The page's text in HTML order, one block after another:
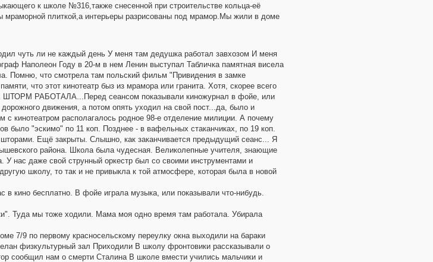
к школе №316,также снесенной при строительстве кольца-её
мраморной плиткой,а интерьеры разрисованы под мрамор.Мы жили в доме
чуть ли не каждый день У меня там дедушка работал завхозом И меня
Наполеон Году в 20-м в нем Ленин выступал Табличка памятная висела
Помню, что смотрела там польский фильм "Привидения в замке
что этот кинотеатр быз из мрамора или гранита. Хотя, скорее всего
ШТОРМ РАБОТАЛА...Перед сеансом показывали киножурнал в фойе, или
движения, а потом опять уходил на свой пост...да, было и
кинотеатром располагалось родное 98-е отделение милиции. А почему
было "эскимо" по 11 коп. Позднее - в вафельных стаканчиках, по 19 коп.
Ещё закрыты. Слышно, как заканчивается предыдущий сеанс... Я
района. Школа была чудесная. Великолепные учителя, знающие
нас даже свой струнный оркестр был со своими инструментами и
школу, то так и не привыкла к той атмосфере, которая была в новой
в кино бесплатно. В фойе играла музыка, или показывали что-нибудь.
Туда мы тоже ходили. Мама моя одно время там работала. Убирала
7/9 по первому красносельскому переулку окна выходили на бараки
зал Приходили В школу фронтовики рассказывали о
сообщил нам о смерти Сталина В школе вмести учились мальчики и